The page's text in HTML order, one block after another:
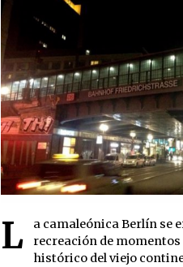
L
a camaleónica Berlín se
recreación de
histórico del viejo